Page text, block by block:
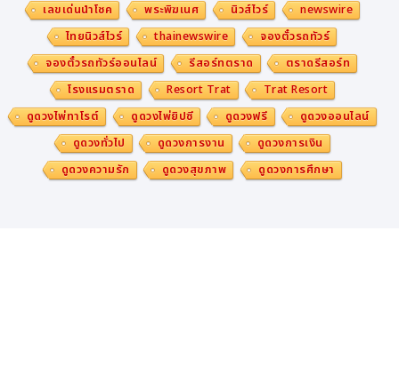
เลขเด่นนำโชค
พระพิฆเนศ นิวส์ไวร์
newswire
ไทยนิวส์ไวร์
thainewswire
จองตั๋วรถทัวร์
จองตั๋วรถทัวร์ออนไลน์
รีสอร์ทตราด
ตราดรีสอร์ท
โรงแรมตราด
Resort Trat
Trat Resort
ดูดวงไพ่ทาโรต์
ดูดวงไพ่ยิปซี ดูดวงฟรี
ดูดวงออนไลน์
ดูดวงทั่วไป
ดูดวงการงาน
ดูดวงการเงิน
ดูดวงความรัก
ดูดวงสุขภาพ ดูดวงการศึกษา